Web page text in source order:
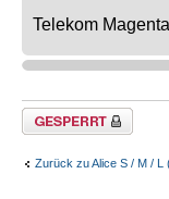
Telekom
Thema gesperrt
Zurück zu Alice S / M / L